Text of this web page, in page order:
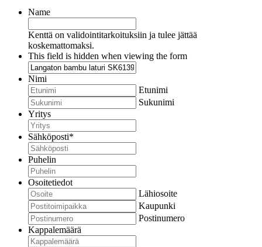
Name
Kenttä on validointitarkoituksiin ja tulee jättää
koskemattomaksi.
This field is hidden when viewing the form
Nimi
Etunimi
Sukunimi
Yritys
Sähköposti*
Puhelin
Osoitetiedot
Lähiosoite
Kaupunki
Postinumero
Kappalemäärä